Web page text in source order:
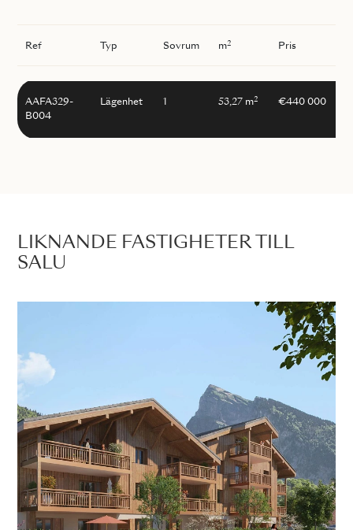
Ref Typ Sovrum m2 Pris
AAFA329-
B004
Lägenhet 1 53,27 m2 €440 000
LIKNANDE FASTIGHETER TILL
SALU